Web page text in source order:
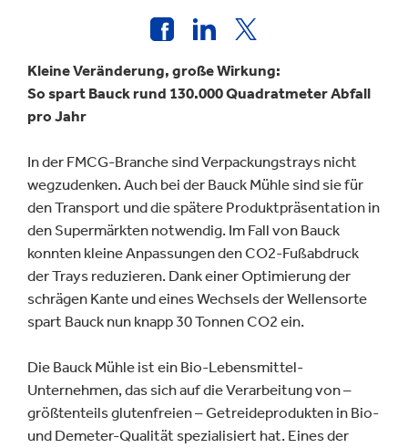
Kleine Veränderung, große Wirkung:
So spart Bauck rund 130.000 Quadratmeter Abfall
pro Jahr
In der FMCG-Branche sind Verpackungstrays nicht
wegzudenken. Auch bei der Bauck Mühle sind sie für
den Transport und die spätere Produktpräsentation in
den Supermärkten notwendig. Im Fall von Bauck
konnten kleine Anpassungen den CO2-Fußabdruck
der Trays reduzieren. Dank einer Optimierung der
schrägen Kante und eines Wechsels der Wellensorte
spart Bauck nun knapp 30 Tonnen CO2 ein.
Die Bauck Mühle ist ein Bio-Lebensmittel-
Unternehmen, das sich auf die Verarbeitung von –
größtenteils glutenfreien – Getreideprodukten in Bio-
und Demeter-Qualität spezialisiert hat. Eines der